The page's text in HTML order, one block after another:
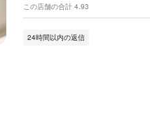
この店舗の合計 4.93
24時間以内の返信